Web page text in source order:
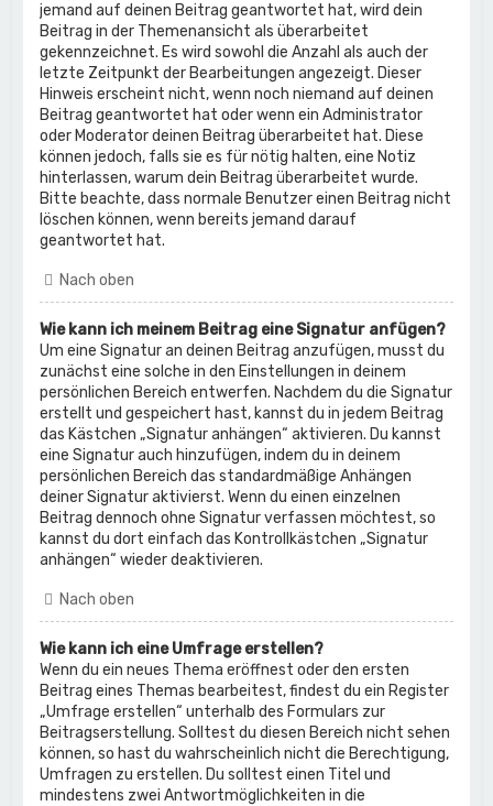
jemand auf deinen Beitrag geantwortet hat, wird dein
Beitrag in der Themenansicht als überarbeitet
gekennzeichnet. Es wird sowohl die Anzahl als auch der
letzte Zeitpunkt der Bearbeitungen angezeigt. Dieser
Hinweis erscheint nicht, wenn noch niemand auf deinen
Beitrag geantwortet hat oder wenn ein Administrator
oder Moderator deinen Beitrag überarbeitet hat. Diese
können jedoch, falls sie es für nötig halten, eine Notiz
hinterlassen, warum dein Beitrag überarbeitet wurde.
Bitte beachte, dass normale Benutzer einen Beitrag nicht
löschen können, wenn bereits jemand darauf
geantwortet hat.
Nach oben
Wie kann ich meinem Beitrag eine Signatur anfügen?
Um eine Signatur an deinen Beitrag anzufügen, musst du
zunächst eine solche in den Einstellungen in deinem
persönlichen Bereich entwerfen. Nachdem du die Signatur
erstellt und gespeichert hast, kannst du in jedem Beitrag
das Kästchen „Signatur anhängen“ aktivieren. Du kannst
eine Signatur auch hinzufügen, indem du in deinem
persönlichen Bereich das standardmäßige Anhängen
deiner Signatur aktivierst. Wenn du einen einzelnen
Beitrag dennoch ohne Signatur verfassen möchtest, so
kannst du dort einfach das Kontrollkästchen „Signatur
anhängen“ wieder deaktivieren.
Nach oben
Wie kann ich eine Umfrage erstellen?
Wenn du ein neues Thema eröffnest oder den ersten
Beitrag eines Themas bearbeitest, findest du ein Register
„Umfrage erstellen“ unterhalb des Formulars zur
Beitragserstellung. Solltest du diesen Bereich nicht sehen
können, so hast du wahrscheinlich nicht die Berechtigung,
Umfragen zu erstellen. Du solltest einen Titel und
mindestens zwei Antwortmöglichkeiten in die